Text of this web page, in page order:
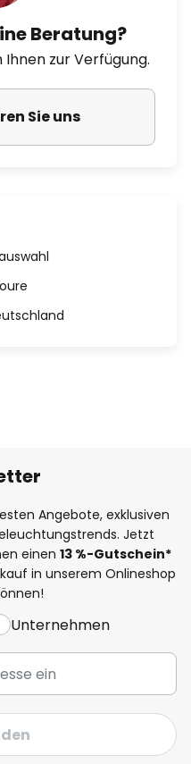
Beratung?
zur Verfügung.
Sie uns
Angebote, exklusiven
Jetzt
einen 13 %-Gutschein*
in unserem Onlineshop
Unternehmen